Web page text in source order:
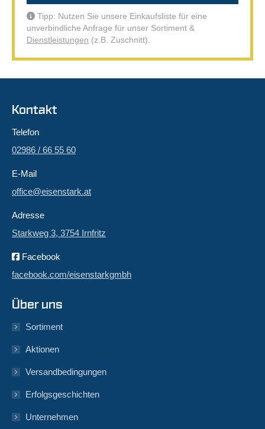
Tipp: Nutzen Sie unsere Einkaufsliste für eine
unverbindliche Anfrage für unser Sortiment &
Dienstleistungen (z.B. Zuschnitt).
Kontakt
Telefon
02986 / 66 55 60
E-Mail
office@eisenstark.at
Adresse
Starkweg 3, 3754 Irnfritz
Facebook
facebook.com/eisenstarkgmbh
Über uns
Sortiment
Aktionen
Versandbedingungen
Erfolgsgeschichten
Unternehmen